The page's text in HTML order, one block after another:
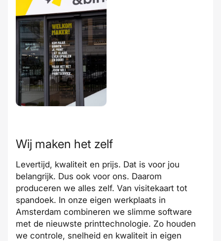
Wij maken het zelf
Levertijd, kwaliteit en prijs. Dat is voor jou
belangrijk. Dus ook voor ons. Daarom
produceren we alles zelf. Van visitekaart tot
spandoek. In onze eigen werkplaats in
Amsterdam combineren we slimme software
met de nieuwste printtechnologie. Zo houden
we controle, snelheid en kwaliteit in eigen